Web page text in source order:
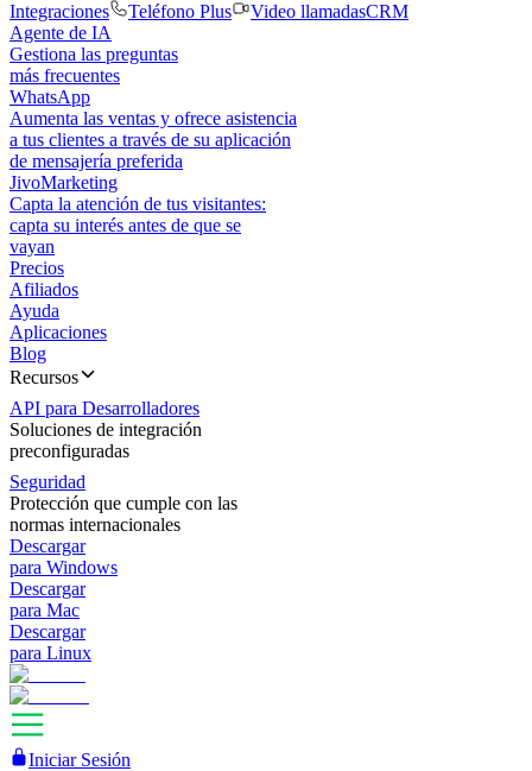
Integraciones
Teléfono Plus Video llamadasCRM
Agente de IA
Gestiona las preguntas
más frecuentes
WhatsApp
Aumenta las ventas y ofrece asistencia
a tus clientes a través de su aplicación
de mensajería preferida
JivoMarketing
Capta la atención de tus visitantes:
capta su interés antes de que se
vayan
Precios
Afiliados
Ayuda
Aplicaciones
Blog
Recursos
API para Desarrolladores
Soluciones de integración
preconfiguradas
Seguridad
Protección que cumple con las
normas internacionales
Descargar
para Windows
Descargar
para Mac
Descargar
para Linux
Iniciar Sesión